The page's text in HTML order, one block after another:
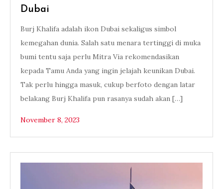
Dubai
Burj Khalifa adalah ikon Dubai sekaligus simbol
kemegahan dunia. Salah satu menara tertinggi di muka
bumi tentu saja perlu Mitra Via rekomendasikan
kepada Tamu Anda yang ingin jelajah keunikan Dubai.
Tak perlu hingga masuk, cukup berfoto dengan latar
belakang Burj Khalifa pun rasanya sudah akan […]
November 8, 2023